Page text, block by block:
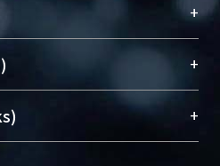
+
列，為永久珍藏及向國際
及學術能量，圖書館整合
術庫（AH）不同功能平
scholars。期能整合研
+
Library)
+